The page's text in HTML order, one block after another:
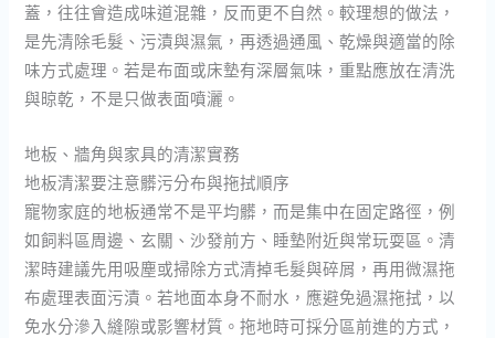
蓋，往往會造成味道混雜，反而更不自然。較理想的做法，
是先清除毛髮、污漬與濕氣，再透過通風、乾燥與適當的除
味方式處理。若是布面或床墊有深層氣味，重點應放在清洗
與晾乾，不是只做表面噴灑。
地板、牆角與家具的清潔實務
地板清潔要注意髒污分布與拖拭順序
寵物家庭的地板通常不是平均髒，而是集中在固定路徑，例
如飼料區周邊、玄關、沙發前方、睡墊附近與常玩耍區。清
潔時建議先用吸塵或掃除方式清掉毛髮與碎屑，再用微濕拖
布處理表面污漬。若地面本身不耐水，應避免過濕拖拭，以
免水分滲入縫隙或影響材質。拖地時可採分區前進的方式，